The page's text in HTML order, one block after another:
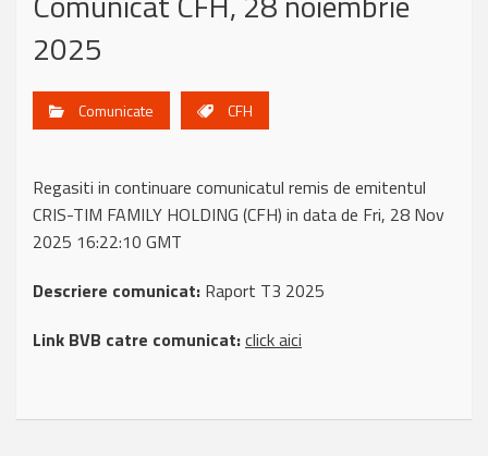
2025
Comunicate CFH
Regasiti in continuare comunicatul remis de emitentul
CRIS-TIM FAMILY HOLDING (CFH) in data de Fri, 28 Nov
2025 16:22:10 GMT
Descriere comunicat: Raport T3 2025
Link BVB catre comunicat:click aici